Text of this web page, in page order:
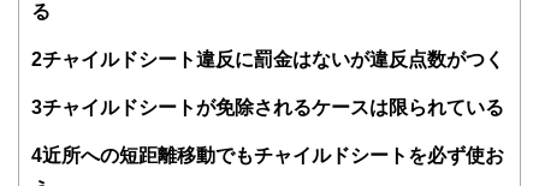
関わることで、読者目線のコンテンツを追求しています。
FinancialFieldの特徴は、ファイナンシャルプランナー、弁
ドバイザー、DCプランナー、公認会計士、社会保険労務
士、行政書士、投資アナリスト、キャリアコンサルタントな
る
2チャイルドシート違反に罰金はないが違反点数がつく
3チャイルドシートが免除されるケースは限られている
4近所への短距離移動でもチャイルドシートを必ず使お